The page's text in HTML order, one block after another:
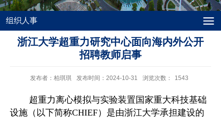
组织人事
浙江大学超重力研究中心面向海内外公开
招聘教师启事
发布者：柏琪琪 发布时间：2024-10-31 浏览次数： 1543
超重力离心模拟与实验装置国家重大科技基础
设施（以下简称CHIEF）是由浙江大学承担建设的